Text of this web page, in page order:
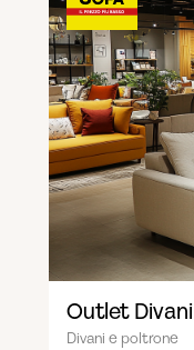
Outlet Divani
Divani e poltrone